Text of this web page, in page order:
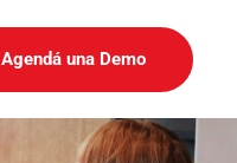
Agendá una Demo